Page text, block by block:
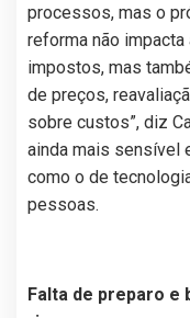
processos, mas o
reforma não
impostos, mas
de preços,
sobre custos”, diz
ainda mais sensível
como o de
pessoas.
Falta de preparo e